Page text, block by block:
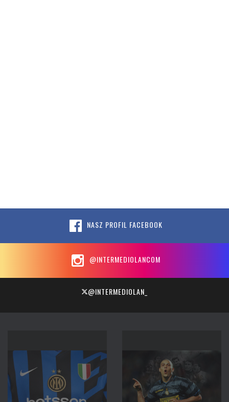
NASZ PROFIL FACEBOOK
@INTERMEDIOLANCOM
@INTERMEDIOLAN_